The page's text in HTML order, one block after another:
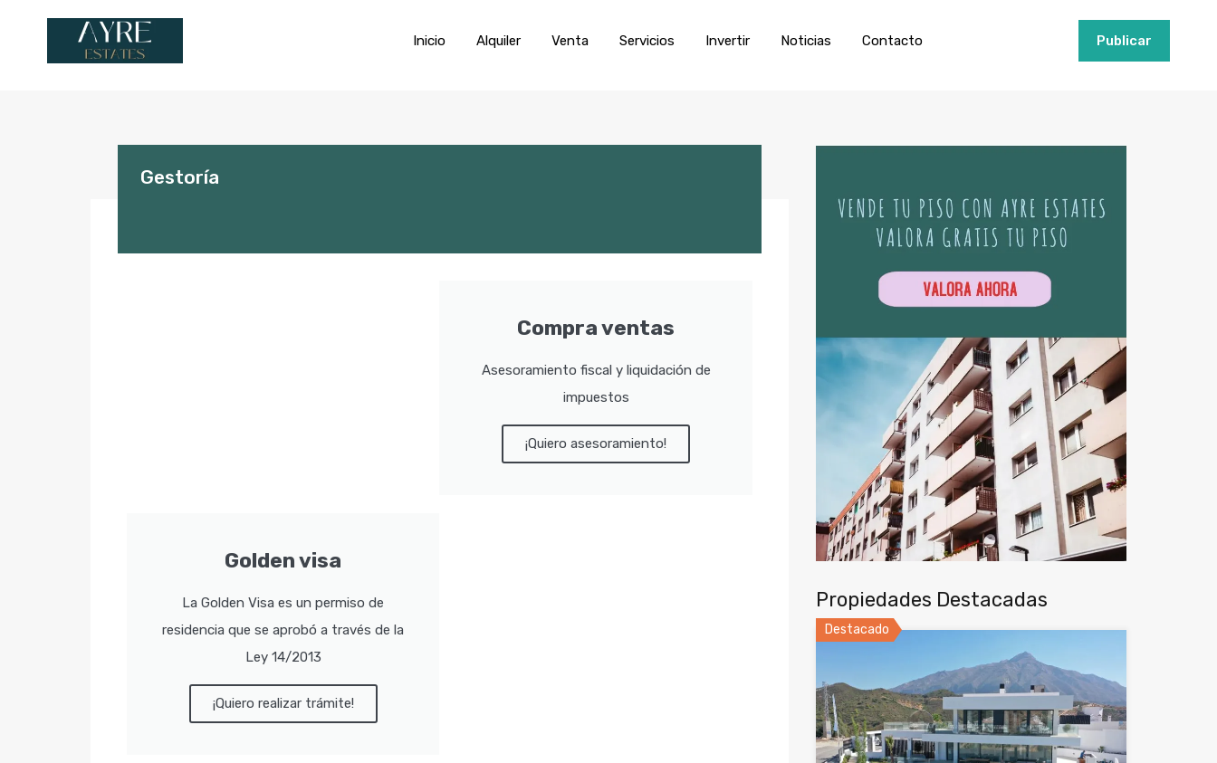
Inicio Alquiler Venta Servicios Invertir Publicar
Inicio Alquiler Venta Servicios Invertir Noticias Contacto Publicar
Gestoría
Compra ventas
Asesoramiento fiscal y liquidación de
impuestos
¡Quiero asesoramiento!
Golden visa
La Golden Visa es un permiso de
residencia que se aprobó a través de la
Ley 14/2013
¡Quiero realizar trámite!
Propiedades Destacadas
Destacado